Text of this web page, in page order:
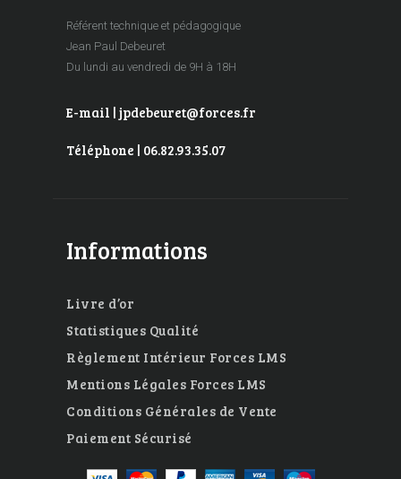
Référent technique et pédagogique
Jean Paul Debeuret
Du lundi au vendredi de 9H à 18H
E-mail | jpdebeuret@forces.fr
Téléphone | 06.82.93.35.07
Informations
Livre d’or
Statistiques Qualité
Règlement Intérieur Forces LMS
Mentions Légales Forces LMS
Conditions Générales de Vente
Paiement Sécurisé